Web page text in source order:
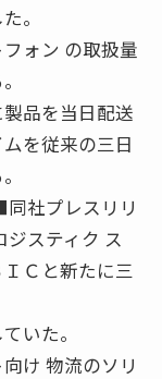
。
ォン の取扱量
品を当日配送
を従来の三日
社プレスリリ
スティク ス
Ｃと新たに三
いた。
け 物流のソリ